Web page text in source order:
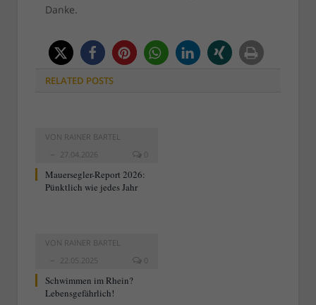
Danke.
RELATED POSTS
VON RAINER BARTEL
27.04.2026
0
Mauersegler-Report 2026:
Pünktlich wie jedes Jahr
VON RAINER BARTEL
22.05.2025
0
Schwimmen im Rhein?
Lebensgefährlich!